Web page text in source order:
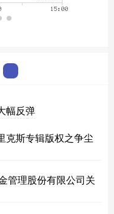
幅反弹
克斯专辑版权之争尘
管理股份有限公司关